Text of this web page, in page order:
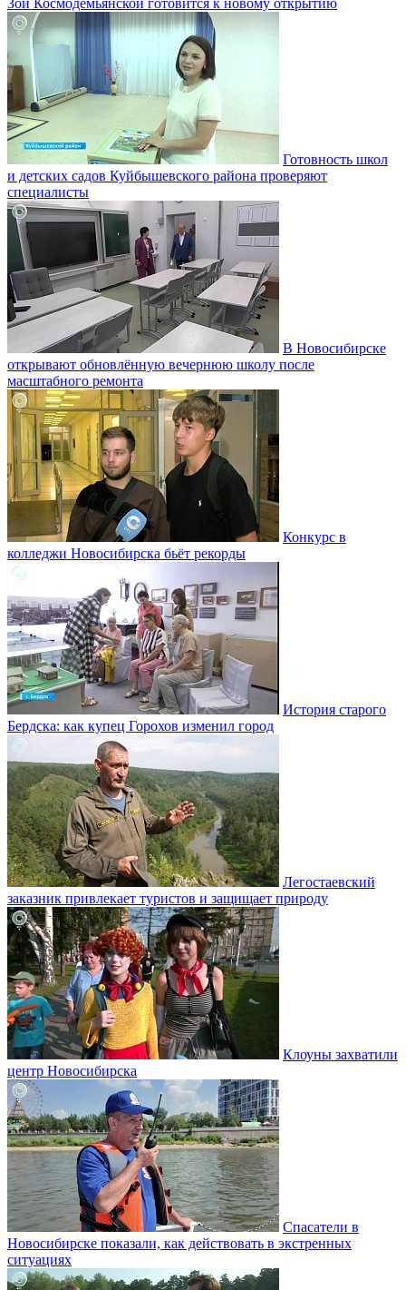
Готовность школ
и детских садов Куйбышевского района проверяют
специалисты
В Новосибирске
открывают обновлённую вечернюю школу после
масштабного ремонта
Конкурс в
колледжи Новосибирска бьёт рекорды
История старого
Бердска: как купец Горохов изменил город
Легостаевский
заказник привлекает туристов и защищает природу
Клоуны захватили
центр Новосибирска
Спасатели в
Новосибирске показали, как действовать в экстренных
ситуациях